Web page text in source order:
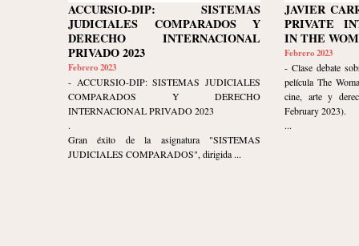
ACCURSIO-DIP: SISTEMAS
JUDICIALES COMPARADOS Y
DERECHO INTERNACIONAL
PRIVADO 2023
Febrero 2023
- ACCURSIO-DIP: SISTEMAS JUDICIALES
COMPARADOS Y DERECHO
INTERNACIONAL PRIVADO 2023
.
Gran éxito de la asignatura "SISTEMAS
JUDICIALES COMPARADOS", dirigida ...
JAVIER
PRIVATE
IN THE
Febrero 2023
- Clase debate
película The
cine, arte y
February 2023).
...